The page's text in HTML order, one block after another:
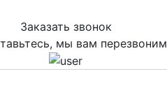
Заказать звонок
мы вам перезвоним